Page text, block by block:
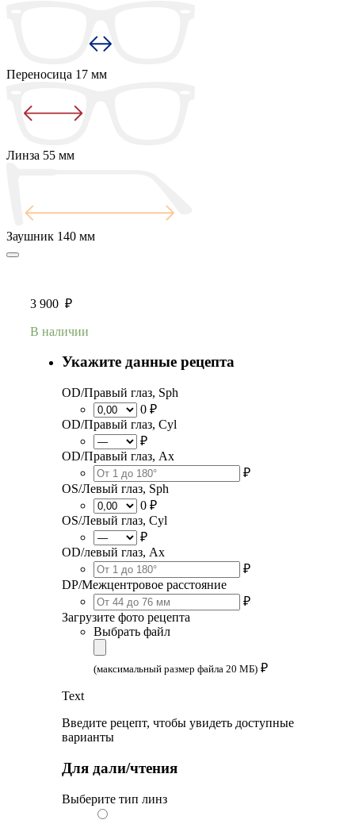
Переносица 17 мм
Линза 55 мм
Заушник 140 мм
3 900 ₽
В наличии
Укажите данные рецепта
OD/Правый глаз, Sph
0 ₽
OD/Правый глаз, Cyl
₽
OD/Правый глаз, Ax
₽
OS/Левый глаз, Sph
0 ₽
OS/Левый глаз, Cyl
₽
OD/левый глаз, Ax
₽
DP/Межцентровое расстояние
₽
Загрузите фото рецепта
Выбрать файл
(максимальный размер файла 20 МБ) ₽
Text
Введите рецепт, чтобы увидеть доступные
варианты
Для дали/чтения
Выберите тип линз